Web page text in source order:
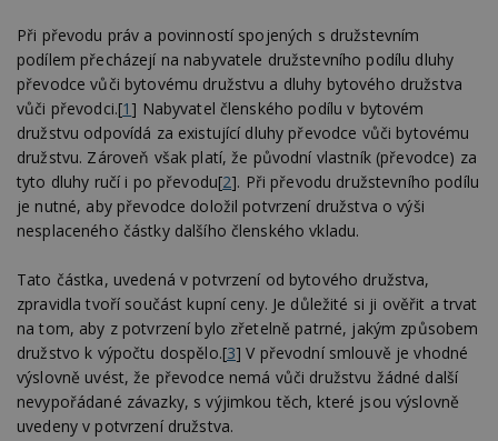
Při převodu práv a povinností spojených s družstevním
podílem přecházejí na nabyvatele družstevního podílu dluhy
převodce vůči bytovému družstvu a dluhy bytového družstva
vůči převodci.[1 ] Nabyvatel členského podílu v bytovém
družstvu odpovídá za existující dluhy převodce vůči bytovému
družstvu. Zároveň však platí, že původní vlastník (převodce) za
tyto dluhy ručí i po převodu[2]. Při převodu družstevního podílu
je nutné, aby převodce doložil potvrzení družstva o výši
nesplaceného částky dalšího členského vkladu.
Tato částka, uvedená v potvrzení od bytového družstva,
zpravidla tvoří součást kupní ceny. Je důležité si ji ověřit a trvat
na tom, aby z potvrzení bylo zřetelně patrné, jakým způsobem
družstvo k výpočtu dospělo.[3] V převodní smlouvě je vhodné
výslovně uvést, že převodce nemá vůči družstvu žádné další
nevypořádané závazky, s výjimkou těch, které jsou výslovně
uvedeny v potvrzení družstva.